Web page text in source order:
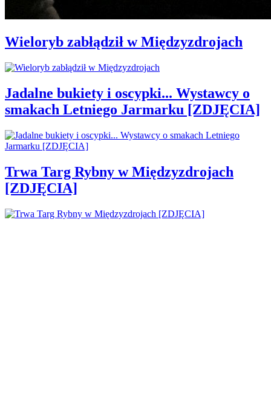
Wieloryb zabłądził w Międzyzdrojach
Jadalne bukiety i oscypki... Wystawcy o
smakach Letniego Jarmarku [ZDJĘCIA]
Trwa Targ Rybny w Międzyzdrojach
[ZDJĘCIA]